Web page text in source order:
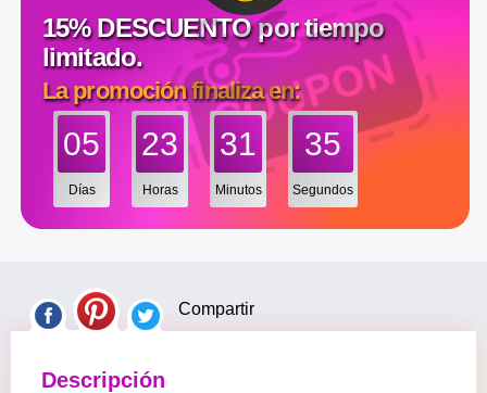
15% DESCUENTO por tiempo
limitado.
La promoción finaliza en:
05
Días
23
Horas
31
Minutos
35
Segundos
Compartir
Descripción